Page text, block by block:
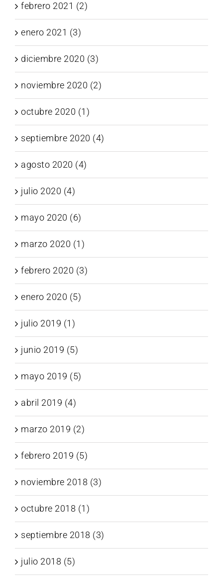
febrero 2021 (2)
enero 2021 (3)
diciembre 2020 (3)
noviembre 2020 (2)
octubre 2020 (1)
septiembre 2020 (4)
agosto 2020 (4)
julio 2020 (4)
mayo 2020 (6)
marzo 2020 (1)
febrero 2020 (3)
enero 2020 (5)
julio 2019 (1)
junio 2019 (5)
mayo 2019 (5)
abril 2019 (4)
marzo 2019 (2)
febrero 2019 (5)
noviembre 2018 (3)
octubre 2018 (1)
septiembre 2018 (3)
julio 2018 (5)